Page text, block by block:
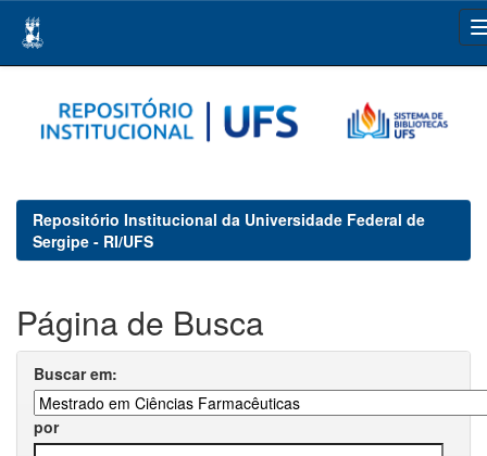
navigation
Repositório Institucional da Universidade Federal de
Sergipe - RI/UFS
Página de Busca
Buscar em:
por